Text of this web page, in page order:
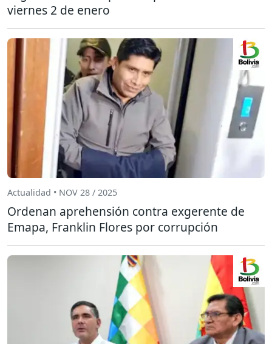
viernes 2 de enero
Actualidad • NOV 28 / 2025
Ordenan aprehensión contra exgerente de
Emapa, Franklin Flores por corrupción